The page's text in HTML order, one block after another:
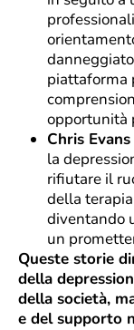
piattaforma
opportunità
Chris Evans
la
rifiutare il
della
diventando
un
Queste storie
della
della società,
e del supporto